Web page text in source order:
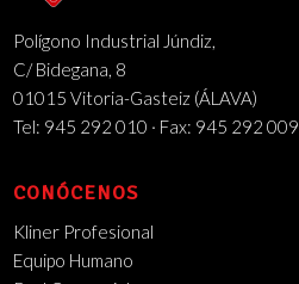
Polígono Industrial Júndiz,
C/ Bidegana, 8
01015 Vitoria-Gasteiz (ÁLAVA)
Tel: 945 292 010 · Fax: 945 292 009
CONÓCENOS
Kliner Profesional
Equipo Humano